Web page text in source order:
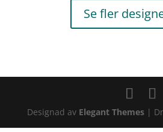
Se fler
Designad av Elegant Themes|